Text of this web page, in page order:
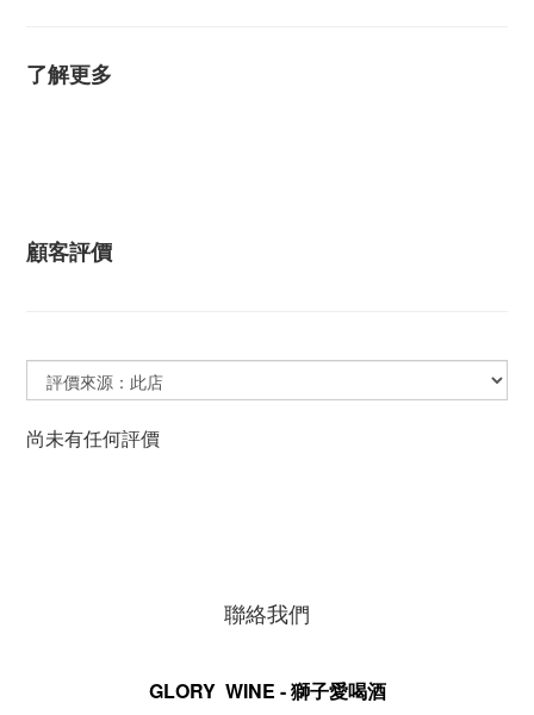
了解更多
顧客評價
尚未有任何評價
聯絡我們
GLORY WINE - 獅子愛喝酒